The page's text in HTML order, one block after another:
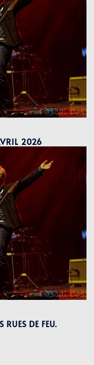
2026
DE FEU.